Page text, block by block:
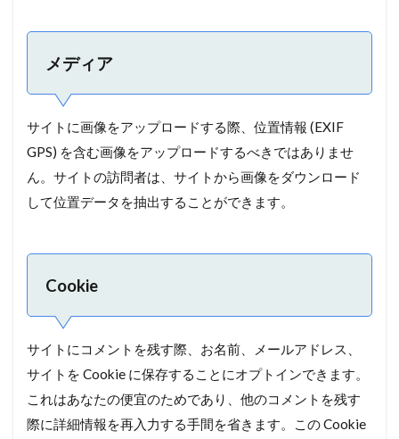
メディア
サイトに画像をアップロードする際、位置情報 (EXIF
GPS) を含む画像をアップロードするべきではありませ
ん。サイトの訪問者は、サイトから画像をダウンロード
して位置データを抽出することができます。
Cookie
サイトにコメントを残す際、お名前、メールアドレス、
サイトを Cookie に保存することにオプトインできます。
これはあなたの便宜のためであり、他のコメントを残す
際に詳細情報を再入力する手間を省きます。この Cookie